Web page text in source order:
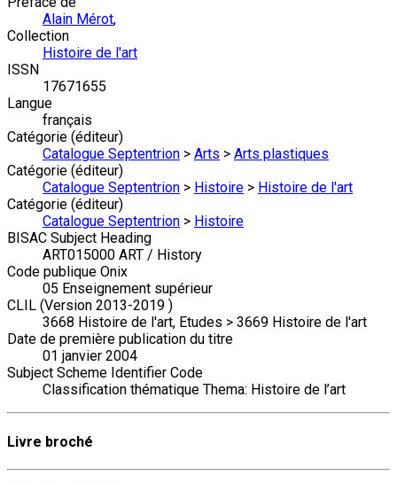
Alain Mérot,
Collection
Histoire de l'art
ISSN
17671655
Langue
français
Catégorie (éditeur)
Catalogue Septentrion > Arts > Arts plastiques
Catégorie (éditeur)
Catalogue Septentrion > Histoire > Histoire de l'art
Catégorie (éditeur)
Catalogue Septentrion > Histoire
BISAC Subject Heading
ART015000 ART / History
Code publique Onix
05 Enseignement supérieur
CLIL (Version 2013-2019 )
3668 Histoire de l'art, Etudes > 3669 Histoire de l'art
Date de première publication du titre
01 janvier 2004
Subject Scheme Identifier Code
Classification thématique Thema: Histoire de l’art
Livre broché